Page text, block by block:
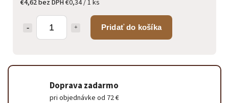
€4,62 bez DPH€0,34 / 1 ks
Pridať do košíka
Doprava zadarmo
pri objednávke od 72 €